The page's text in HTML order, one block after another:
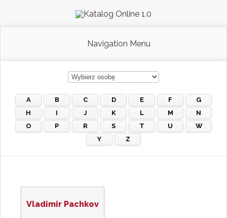
Navigation Menu
A B C D E F
G
H
I J K L M
N
O
P R S T U
W
Y
Z
Vladimir Pachkov